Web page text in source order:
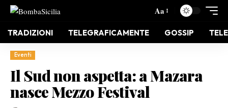
Aa
TRADIZIONI TELEGRAFICAMENTE GOSSIP
Eventi
Il Sud non aspetta: a Mazara
nasce Mezzo Festival